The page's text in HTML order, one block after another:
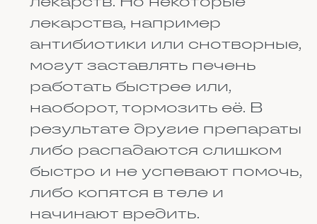
препараты, которые снимают
боль и воспаление. Но вместе
они разрушают желудок. У
каждого из них есть побочный
эффект — они раздражают
слизистую. По отдельности
это терпимо. А вместе они
бьют в разы сильнее. Стенка
желудка истончается,
появляются эрозии, потом
язвы. Может начаться
внутреннее кровотечение.
Человек может этого даже не
заметить, пока не станет
совсем плохо.